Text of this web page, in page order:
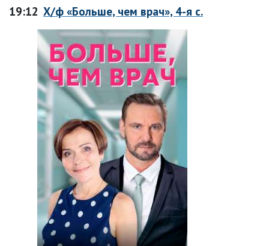
19:12 Х/ф «Больше, чем врач», 4-я с.